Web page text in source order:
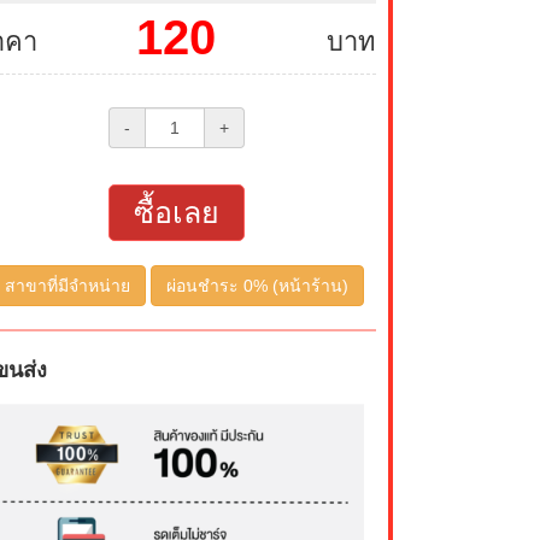
คา บาท
120
- +
ซื้อเลย
สาขาที่มีจำหน่าย ผ่อนชำระ 0% (หน้าร้าน)
นส่ง